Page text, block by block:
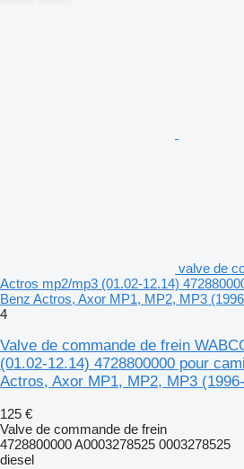
valve de
Actros mp2/mp3 (01.02-12.14)
Benz Actros, Axor MP1, MP2, MP3
4
Valve de commande de frein
(01.02-12.14) 4728800000 pour
Actros, Axor MP1, MP2, MP3
125 €
Valve de commande de frein
4728800000 A0003278525 0003278525
diesel